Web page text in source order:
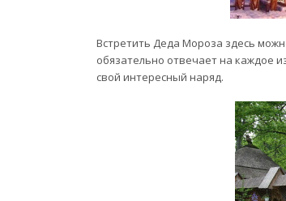
Встретить Деда Мороза здесь
обязательно отвечает на каждое
свой интересный наряд.